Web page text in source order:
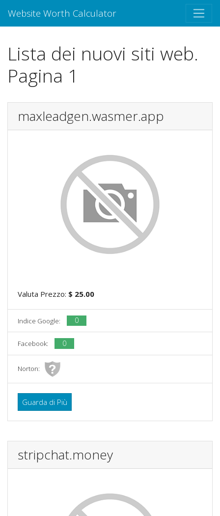
Website Worth Calculator
Lista dei nuovi siti web.
Pagina 1
maxleadgen.wasmer.app
Valuta Prezzo: $ 25.00
Indice Google: 0
Facebook: 0
Norton:
Guarda di Più
stripchat.money